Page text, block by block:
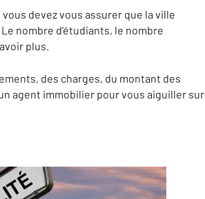
devez vous assurer que la ville
nombre d’étudiants, le nombre
plus.
des charges, du montant des
agent immobilier pour vous aiguiller sur